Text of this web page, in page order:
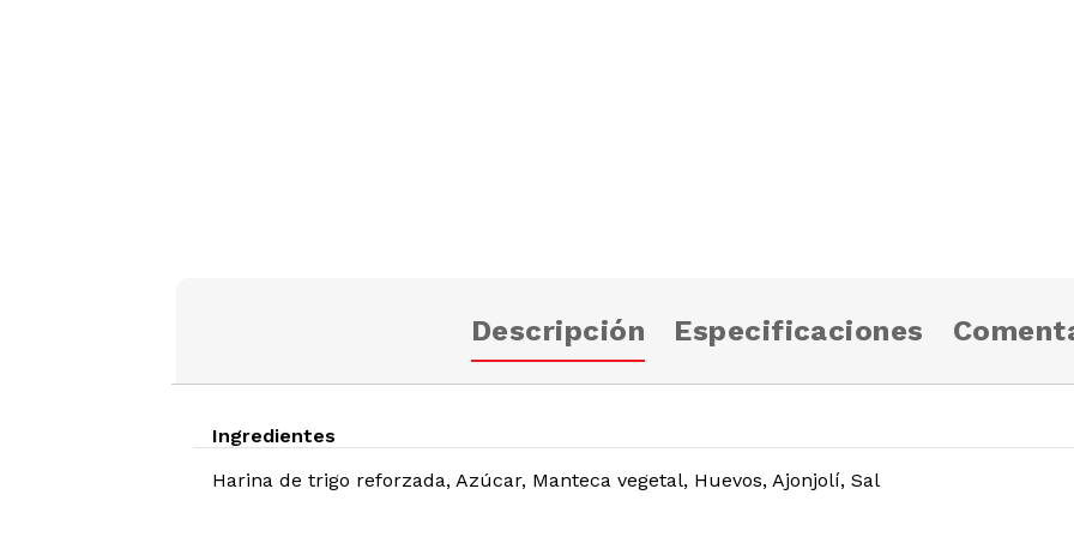
Descripción Especificaciones
Ingredientes
Harina de trigo reforzada, Azúcar, Manteca vegetal, Huevos, Ajonjolí, Sal